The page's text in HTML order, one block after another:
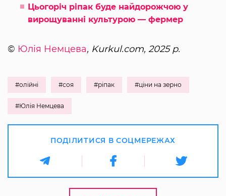
Цьогоріч ріпак буде найдорожчою у
вирощуванні культурою — фермер
© Юлія Немцева, Kurkul.com, 2025 р.
#олійні #соя #ріпак #ціни на зерно
#Юлія Немцева
ПОДІЛИТИСЯ В СОЦМЕРЕЖАХ